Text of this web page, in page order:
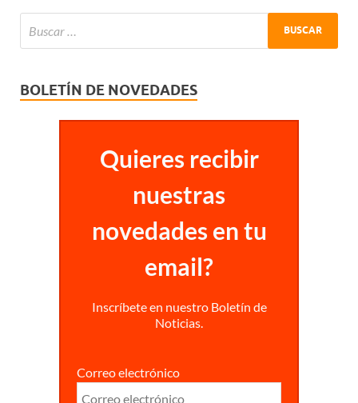
BOLETÍN DE NOVEDADES
Quieres recibir
nuestras
novedades en tu
email?
Inscríbete en nuestro Boletín de
Noticias.
Correo electrónico